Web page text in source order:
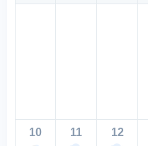
10 11 12